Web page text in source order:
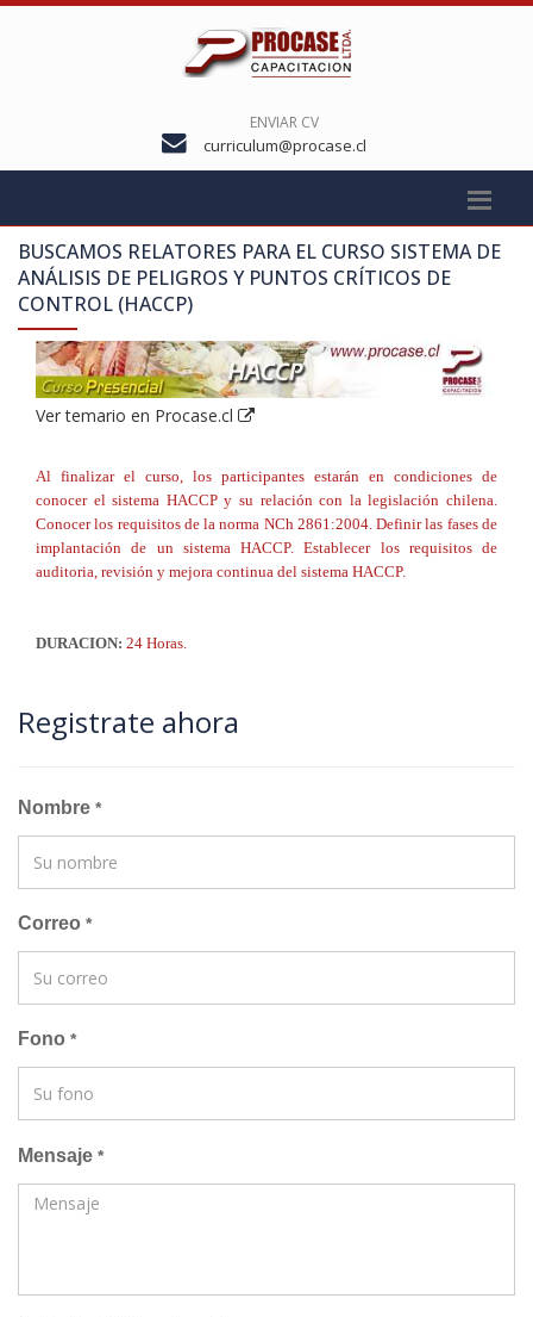
ENVIAR CV
curriculum@procase.cl
BUSCAMOS RELATORES PARA EL CURSO SISTEMA DE
ANÁLISIS DE PELIGROS Y PUNTOS CRÍTICOS DE
CONTROL (HACCP)
Ver temario en Procase.cl
Al finalizar el curso, los participantes estarán en condiciones de
conocer el sistema HACCP y su relación con la legislación chilena.
Conocer los requisitos de la norma NCh 2861:2004. Definir las fases de
implantación de un sistema HACCP. Establecer los requisitos de
auditoria, revisión y mejora continua del sistema HACCP.
DURACION: 24 Horas.
Registrate ahora
Nombre *
Correo *
Fono *
Mensaje *